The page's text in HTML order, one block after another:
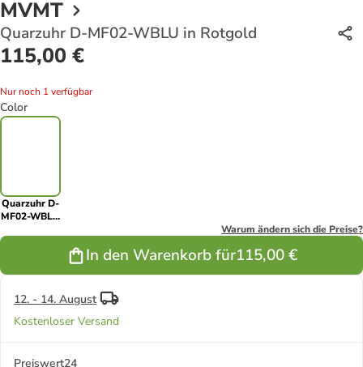
MVMT
Quarzuhr D-MF02-WBLU in Rotgold
115,00 €
Nur noch 1 verfügbar
Color
Quarzuhr D-
MF02-WBLU
Warum ändern sich die Preise?
In den Warenkorb für115,00 €
12. - 14. August
Kostenloser Versand
Preiswert24